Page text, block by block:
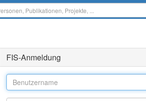
FIS-Anmeldung